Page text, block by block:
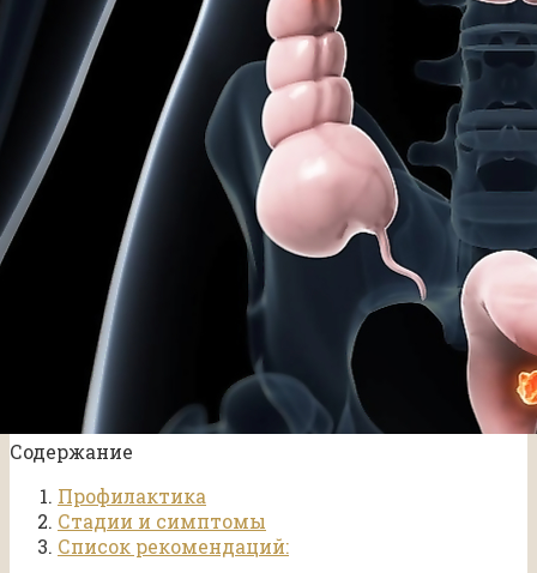
Содержание
Профилактика
Стадии и симптомы
Список рекомендаций: